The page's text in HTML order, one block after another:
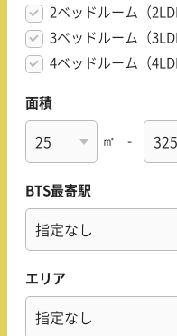
2ベッドルーム（
3ベッドルーム（
4ベッドルーム（
面積
㎡ -
BTS最寄駅
エリア